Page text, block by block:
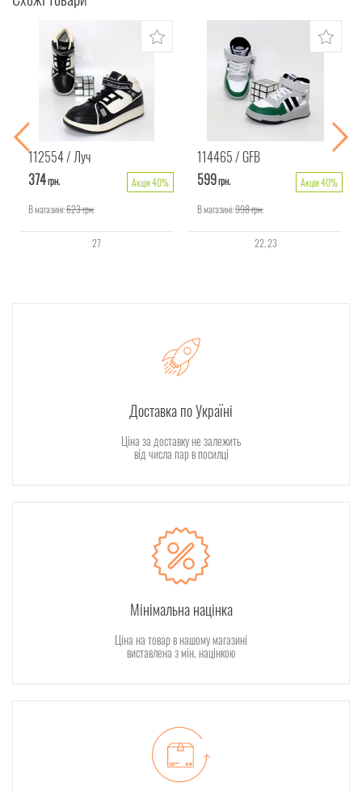
112554 Луч
374грн.
Акція 40%
В магазині:623грн.
27
114465 GFB
599грн.
Акція 40%
В магазині:998грн.
22 23
Доставка по Україні
Ціна за доставку не залежить
від числа пар в посилці
Мінімальна націнка
Ціна на товар в нашому магазині
виставлена з мін. націнкою